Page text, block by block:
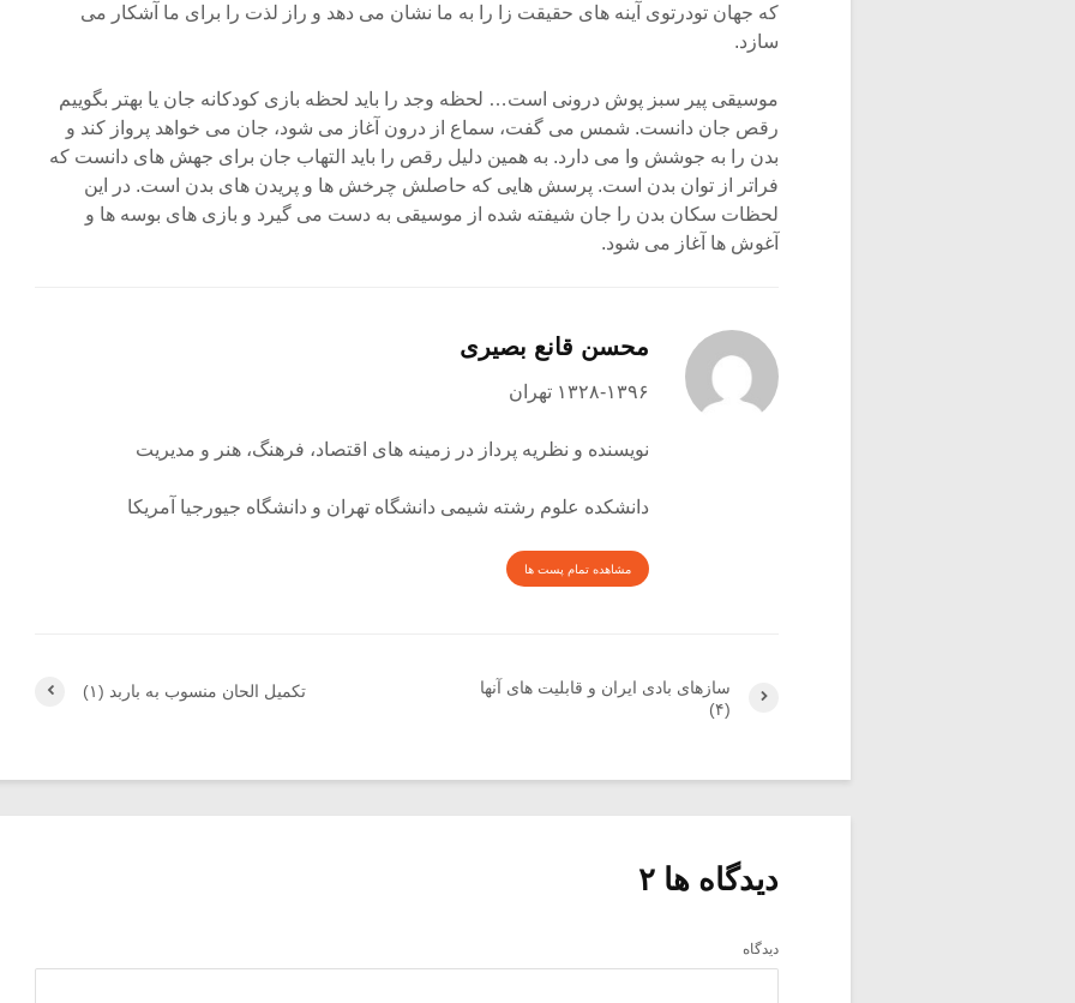
که جهان تودرتوی آینه های حقیقت زا را به ما نشان می دهد و راز لذت را برای ما آشکار می
سازد.
موسیقی پیر سبز پوش درونی است… لحظه وجد را باید لحظه بازی کودکانه جان یا بهتر بگوییم
رقص جان دانست. شمس می گفت، سماع از درون آغاز می شود، جان می خواهد پرواز کند و
بدن را به جوشش وا می دارد. به همین دلیل رقص را باید التهاب جان برای جهش های دانست که
فراتر از توان بدن است. پرسش هایی که حاصلش چرخش ها و پریدن های بدن است. در این
لحظات سکان بدن را جان شیفته شده از موسیقی به دست می گیرد و بازی های بوسه ها و
آغوش ها آغاز می شود.
محسن قانع بصیری
۱۳۲۸-۱۳۹۶ تهران
نویسنده و نظریه پرداز در زمینه های اقتصاد، فرهنگ، هنر و مدیریت
دانشکده علوم رشته شیمی دانشگاه تهران و دانشگاه جیورجیا آمریکا
مشاهده تمام پست ها
تکمیل الحان منسوب به باربد (۱)
سازهای بادی ایران و قابلیت های آنها
(۴)
دیدگاه ها ۲
دیدگاه